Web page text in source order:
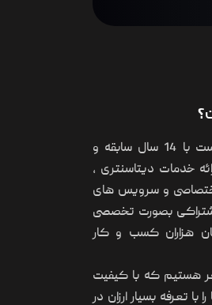
شرکت قائم هاست با 14 سال سابقه و
خدمات دیتاسنتری ،
و سرویس های
بصورت تخصصی
هزاران کسب و کار
هستیم که با کیفیت
تعرفه بسیار ارزان در